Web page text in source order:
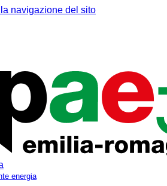
navigazione del sito
energia